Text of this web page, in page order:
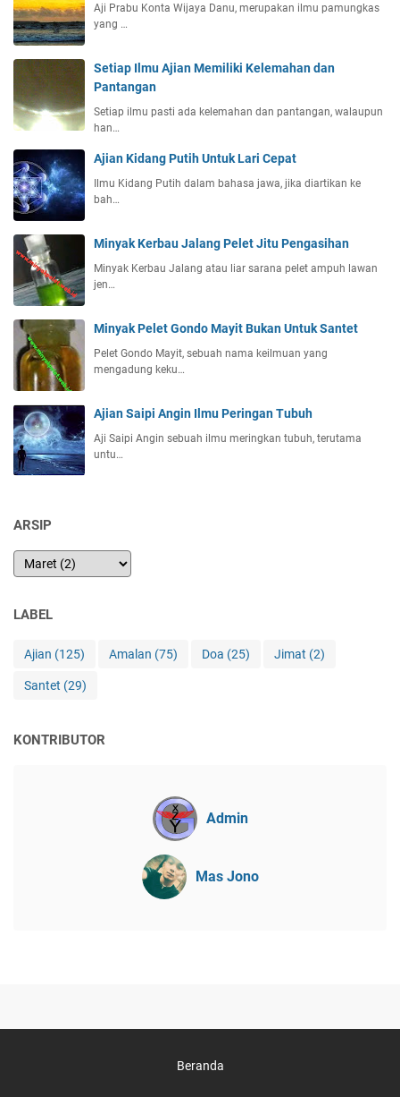
Aji Prabu Konta Wijaya Danu, merupakan ilmu pamungkas
yang …
Setiap Ilmu Ajian Memiliki Kelemahan dan
Pantangan
Setiap ilmu pasti ada kelemahan dan pantangan, walaupun
han…
Ajian Kidang Putih Untuk Lari Cepat
Ilmu Kidang Putih dalam bahasa jawa, jika diartikan ke
bah…
Minyak Kerbau Jalang Pelet Jitu Pengasihan
Minyak Kerbau Jalang atau liar sarana pelet ampuh lawan
jen…
Minyak Pelet Gondo Mayit Bukan Untuk Santet
Pelet Gondo Mayit, sebuah nama keilmuan yang
mengadung keku…
Ajian Saipi Angin Ilmu Peringan Tubuh
Aji Saipi Angin sebuah ilmu meringkan tubuh, terutama
untu…
ARSIP
LABEL
Ajian (125) Amalan (75) Doa (25) Jimat (2)
Santet (29)
KONTRIBUTOR
Admin
Mas Jono
Beranda